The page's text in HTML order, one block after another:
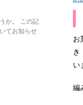
か。 この記
てお知らせ
お
き
い
編